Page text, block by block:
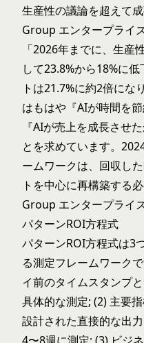
生産性の議論を超えて
Group エンタープライ
「2026年までに、生産
して23.8%から18%に
トは21.7%に約2倍にな
はもはや『AIが時間を
『AIが売上を成長させ
とを求めています。
ームワークは、回収し
トを中心に再構築する
Group エンタープライ
パターンROI方程式
パターンROI方程式は3
る測定フレームワーク
イ前のタイムスタンプ
具体的な測定; (2) 主要
設計された直接的な出